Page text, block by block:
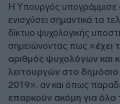
Η Υπουργός υπογράμμισε
ενισχύσει σημαντικά τα
δίκτυο ψυχολογικής
σημειώνοντας πως «έχει
αριθμός ψυχολόγων και
λειτουργών στο
2019», αν και όπως
επαρκούν ακόμη για όλα